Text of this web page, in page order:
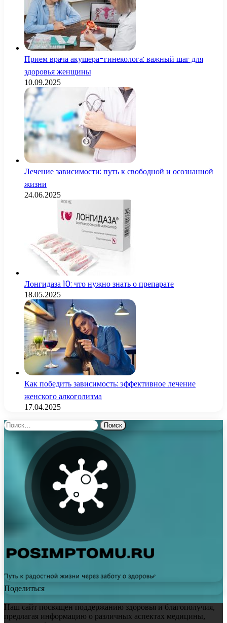
Прием врача акушера-гинеколога: важный шаг для
здоровья женщины
10.09.2025
Лечение зависимости: путь к свободной и осознанной
жизни
24.06.2025
Лонгидаза 10: что нужно знать о препарате
18.05.2025
Как победить зависимость: эффективное лечение
женского алкоголизма
17.04.2025
Найти:
Поделиться
Наш сайт посвящен поддержанию здоровья и благополучия,
предлагая информацию о различных аспектах медицины,